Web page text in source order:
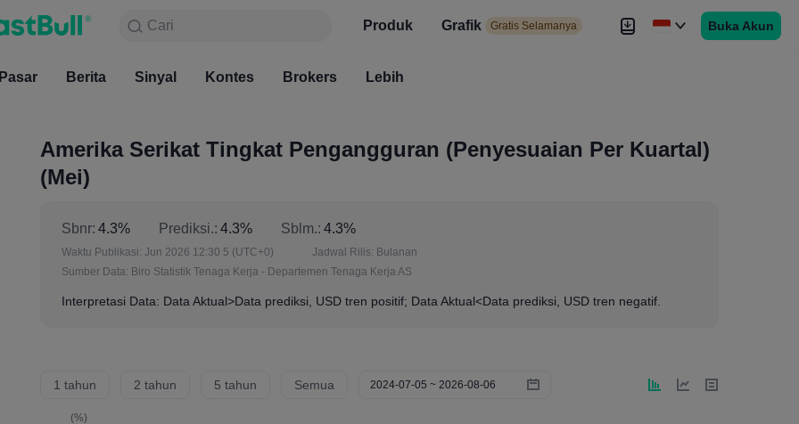
Cari Produk Grafik Gratis Selamanya
Pasar Berita Sinyal Kontes
Buka Akun
Cari
Gratis Selamanya
Pasar Berita Sinyal Kontes Brokers Lebih
Amerika Serikat Tingkat Pengangguran (Penyesuaian Per Kuartal)
(Mei)
Sbnr: 4.3% Prediksi.: 4.3% Sblm.: 4.3%
Waktu Publikasi: Jun 2026 12:30 5 (UTC+0) Jadwal Rilis: Bulanan
Sumber Data: Biro Statistik Tenaga Kerja - Departemen Tenaga Kerja AS
Interpretasi Data: Data Aktual>Data prediksi, USD tren positif; Data Aktual<Data prediksi, USD tren negatif.
1 tahun 2 tahun 5 tahun Semua